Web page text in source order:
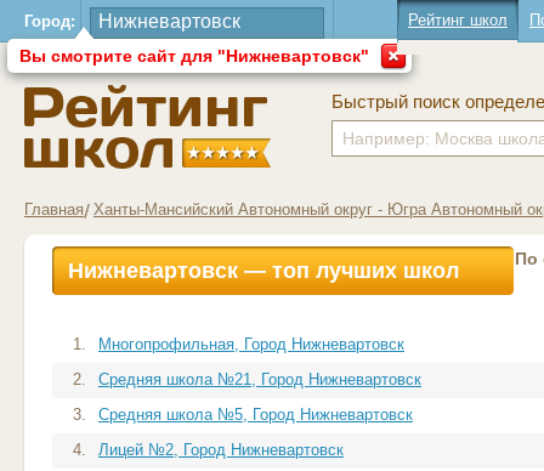
Город:
Вы смотрите сайт для "Нижневартовск"
Рейтинг школ
Быстрый поиск
Главная Ханты-Мансийский Автономный округ - Югра Автономный
Нижневартовск — топ лучших школ По
1.
Многопрофильная, Город Нижневартовск
2.
Средняя школа №21, Город Нижневартовск
3.
Средняя школа №5, Город Нижневартовск
4.
Лицей №2, Город Нижневартовск